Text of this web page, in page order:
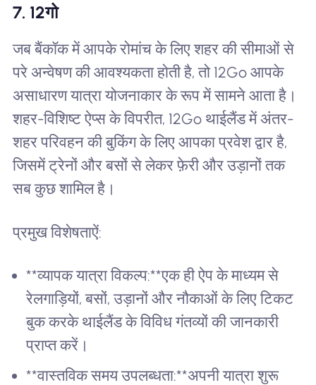
7. 12गो
जब बैंकॉक में आपके रोमांच के लिए शहर की सीमाओं से
परे अन्वेषण की आवश्यकता होती है, तो 12Go आपके
असाधारण यात्रा योजनाकार के रूप में सामने आता है।
शहर-विशिष्ट ऐप्स के विपरीत, 12Go थाईलैंड में अंतर-
शहर परिवहन की बुकिंग के लिए आपका प्रवेश द्वार है,
जिसमें ट्रेनों और बसों से लेकर फ़ेरी और उड़ानों तक
सब कुछ शामिल है।
प्रमुख विशेषताऐं:
**व्यापक यात्रा विकल्प:**एक ही ऐप के माध्यम से
रेलगाड़ियों, बसों, उड़ानों और नौकाओं के लिए टिकट
बुक करके थाईलैंड के विविध गंतव्यों की जानकारी
प्राप्त करें।
**वास्तविक समय उपलब्धता:**अपनी यात्रा शुरू